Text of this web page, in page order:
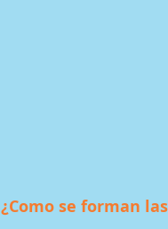
¿Como se forman